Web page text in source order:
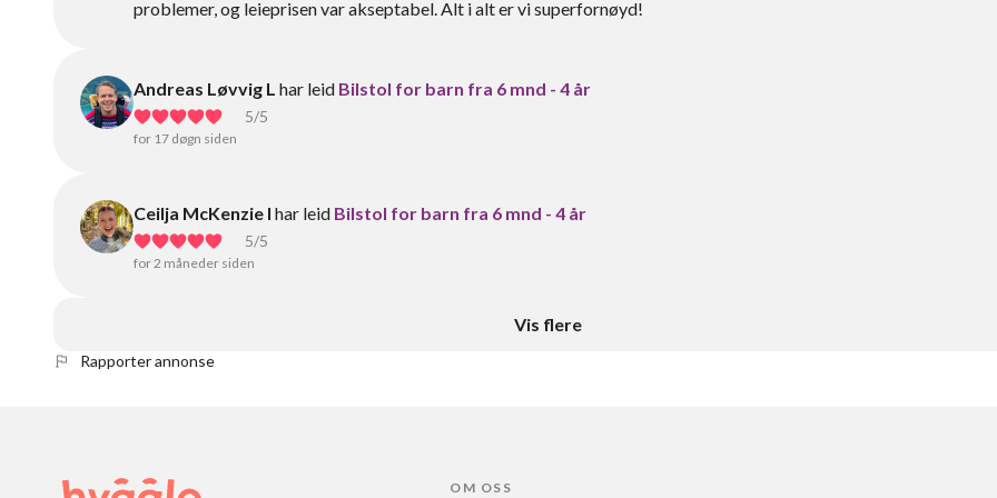
problemer, og leieprisen var akseptabel. Alt i alt er vi superfornøyd!
Andreas Løvvig L har leid Bilstol for barn fra 6 mnd - 4 år
5/5
for 17 døgn siden
Ceilja McKenzie I har leid Bilstol for barn fra 6 mnd - 4 år
5/5
for 2 måneder siden
Vis flere
Rapporter annonse
OM OSS